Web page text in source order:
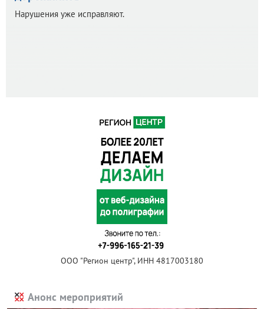
Нарушения уже исправляют.
ООО "Регион центр", ИНН 4817003180
Анонс мероприятий